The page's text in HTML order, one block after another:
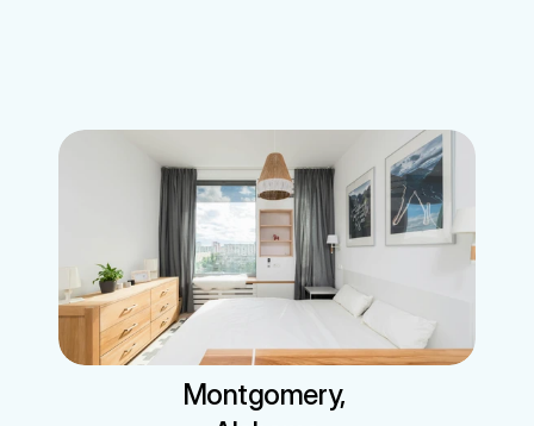
게스트하우스
렌터카
전문서비스
Montgomery,